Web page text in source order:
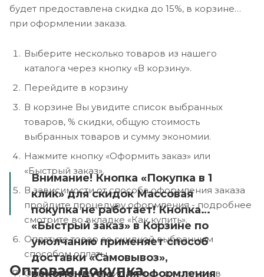
будет предоставлена скидка до 15%, в корзине
при оформлении заказа.
Выберите несколько товаров из нашего
каталога через кнопку «В корзину».
Перейдите в корзину
В корзине Вы увидите список выбранных
товаров, % скидки, общую стоимость
выбранных товаров и сумму экономии.
Нажмите кнопку «Оформить заказ» или
«Быстрый заказ».
В зависимости от способа оформления заказа
пройдите процедуру оформления - подробнее
смотрите во вкладке «Как купить».
Оплатите товар со скидкой выбранным
способом оплаты.
Отслеживайте свои заказы и их статусы в
Внимание! Кнопка «Покупка в 1
клик» для скидок Массовая
покупка не работает! Кнопка
«Быстрый заказ» в Корзине по
умолчанию применяет способ
доставки «Самовывоз»,
рекомендуем, для оформления
Оптовая покупка